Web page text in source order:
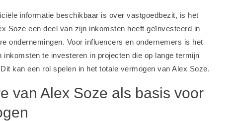
informatie beschikbaar is over vastgoedbezit, is het
Soze een deel van zijn inkomsten heeft geïnvesteerd in
ondernemingen. Voor influencers en ondernemers is het
inkomsten te investeren in projecten die op lange termijn
kan een rol spelen in het totale vermogen van Alex Soze.
van Alex Soze als basis voor